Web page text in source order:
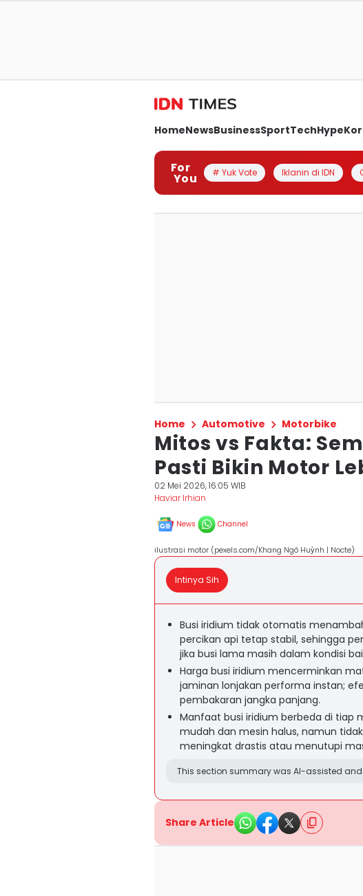
HomeNewsBusinessSportTechHype
For
You # Yuk Vote Iklanin di IDN
Home Automotive Motorbike
Mitos vs Fakta:
Pasti Bikin Motor
02 Mei 2026, 16:05 WIB
Haviar Irhian
News Channel
ilustrasi motor (pexels.com/Khang Ngô Huỳnh | Nocte)
Intinya Sih
Busi iridium tidak otomatis
percikan api tetap stabil, sehingga
jika busi lama masih dalam kondisi
Harga busi iridium mencerminkan
jaminan lonjakan performa instan;
pembakaran jangka panjang.
Manfaat busi iridium berbeda di tiap
mudah dan mesin halus, namun
meningkat drastis atau menutupi
This section summary was AI-assisted
Share Article